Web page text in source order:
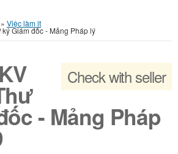
» Việc làm it
Giám đốc - Mảng Pháp lý
Check with seller
- Mảng Pháp